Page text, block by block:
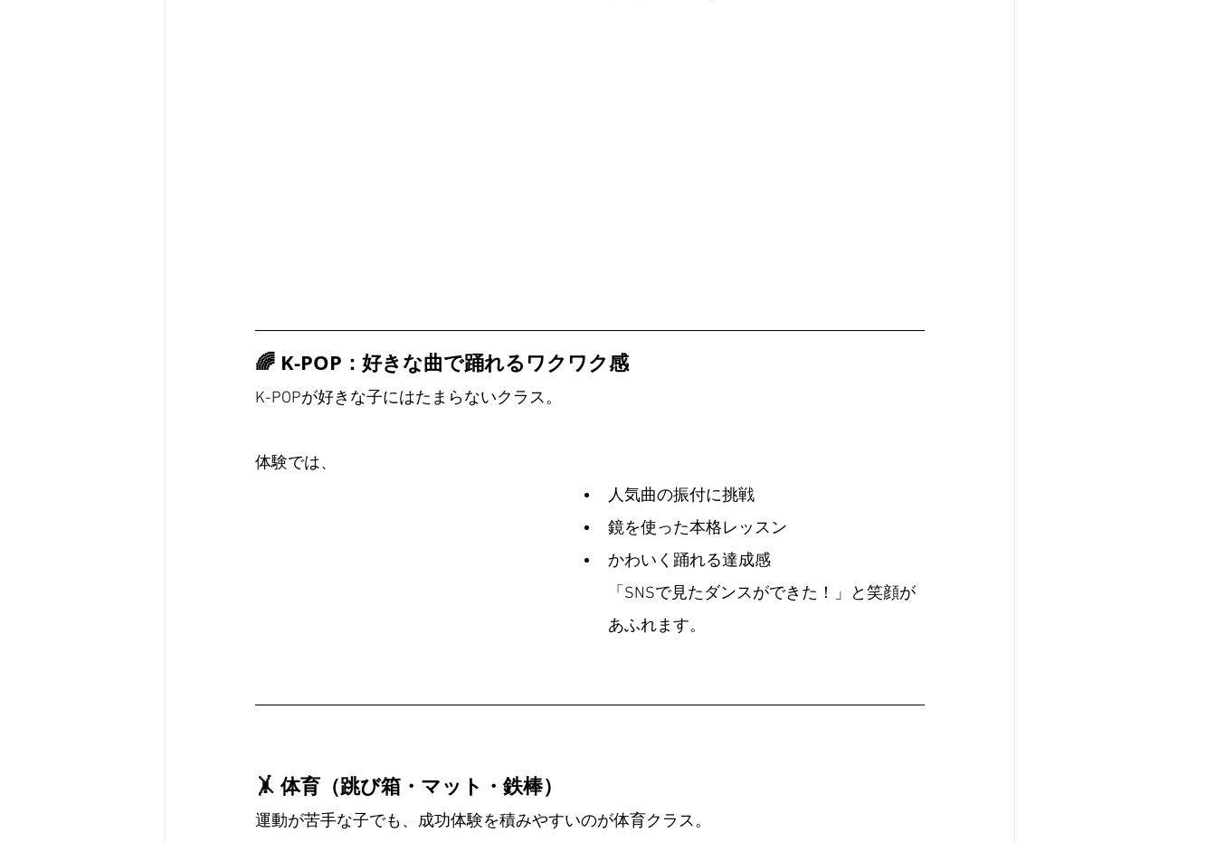
🌈 K-POP：好きな曲で踊れるワクワク感
K-POPが好きな子にはたまらないクラス。
体験では、
人気曲の振付に挑戦
鏡を使った本格レッスン
かわいく踊れる達成感
「SNSで見たダンスができた！」と笑顔が
あふれます。
🤸 体育（跳び箱・マット・鉄棒）
運動が苦手な子でも、成功体験を積みやすいのが体育クラス。